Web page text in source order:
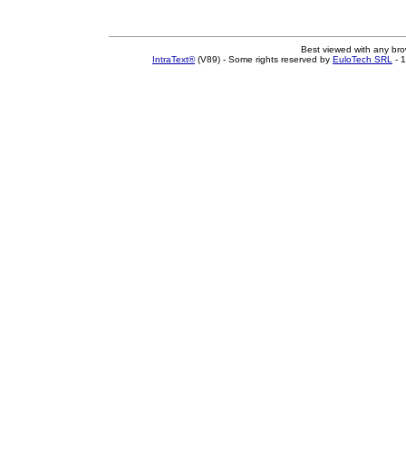
Best viewed with any
IntraText®(V89) - Some rights reserved by EuloTech SRL -